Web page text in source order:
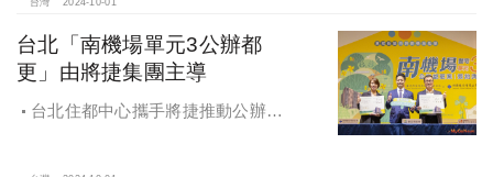
台灣 2024-10-01
台北「南機場單元3公辦都
更」由將捷集團主導
台北住都中心攜手將捷推動公辦都